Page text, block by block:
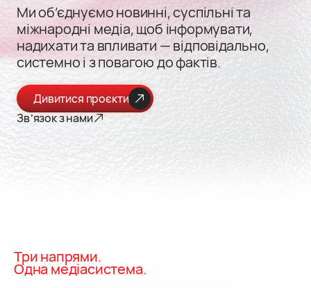
Ми об’єднуємо новинні, суспільні та
міжнародні медіа, щоб інформувати,
надихати та впливати — відповідально,
системно і з повагою до фактів.
Дивитися проєкти
Звʼязок з нами
Три напрями.
Одна медіасистема.